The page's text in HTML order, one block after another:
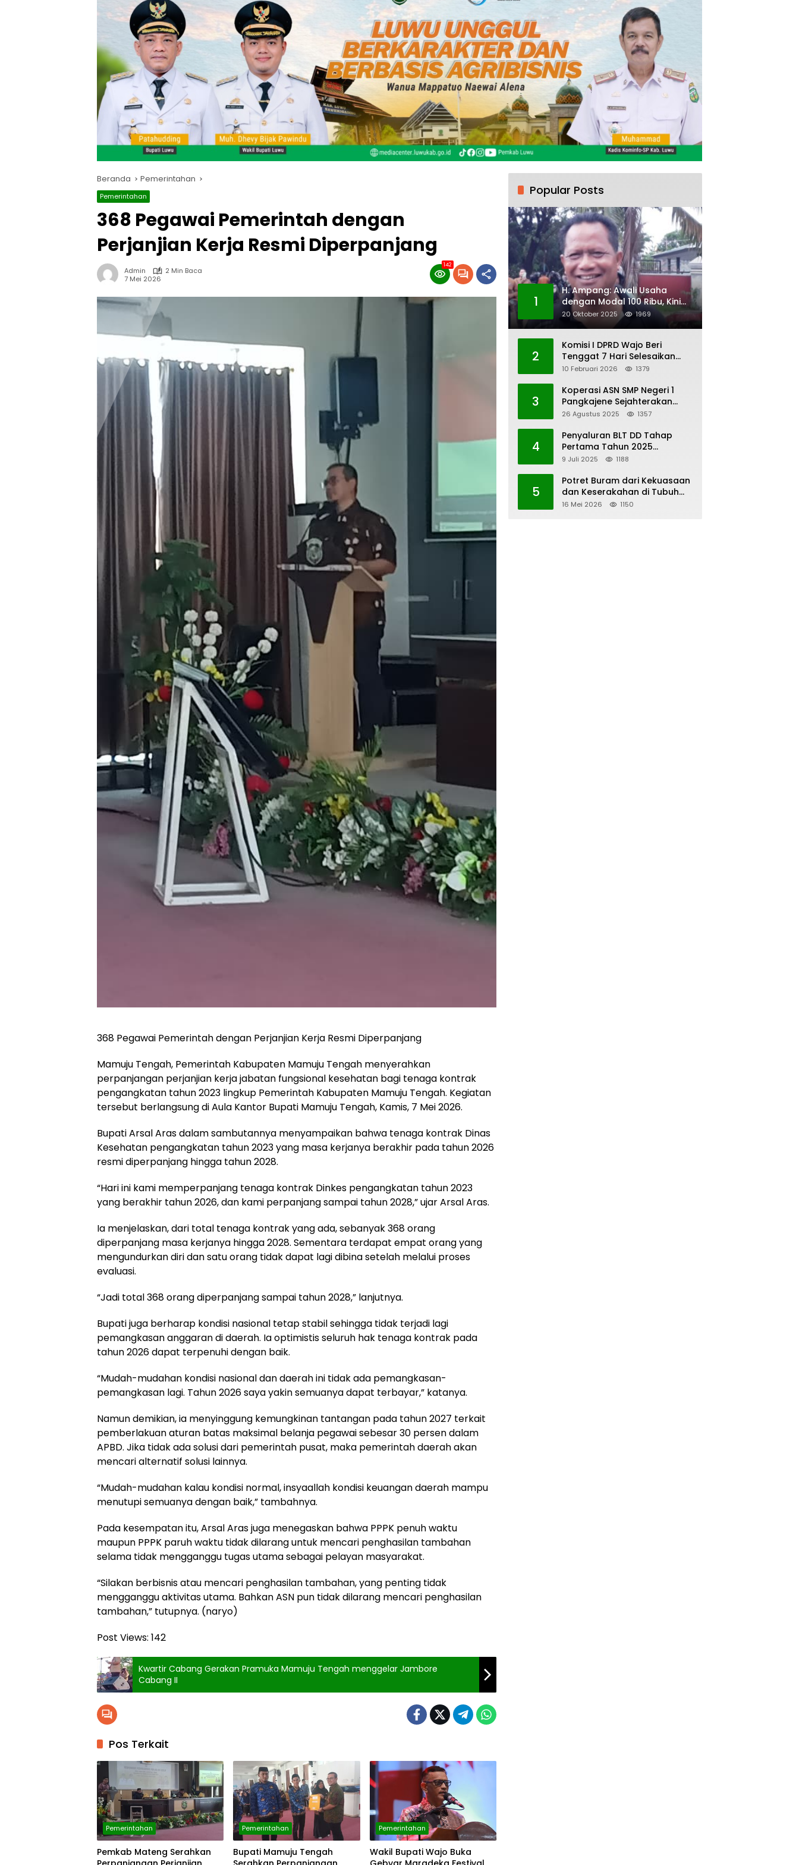
Beranda Pemerintahan
Pemerintahan
368 Pegawai Pemerintah dengan
Perjanjian Kerja Resmi Diperpanjang
Admin
2 Min Baca
7 Mei 2026
142
368 Pegawai Pemerintah dengan Perjanjian Kerja Resmi Diperpanjang
Mamuju Tengah, Pemerintah Kabupaten Mamuju Tengah menyerahkan
perpanjangan perjanjian kerja jabatan fungsional kesehatan bagi tenaga kontrak
pengangkatan tahun 2023 lingkup Pemerintah Kabupaten Mamuju Tengah. Kegiatan
tersebut berlangsung di Aula Kantor Bupati Mamuju Tengah, Kamis, 7 Mei 2026.
Bupati Arsal Aras dalam sambutannya menyampaikan bahwa tenaga kontrak Dinas
Kesehatan pengangkatan tahun 2023 yang masa kerjanya berakhir pada tahun 2026
resmi diperpanjang hingga tahun 2028.
“Hari ini kami memperpanjang tenaga kontrak Dinkes pengangkatan tahun 2023
yang berakhir tahun 2026, dan kami perpanjang sampai tahun 2028,” ujar Arsal Aras.
Ia menjelaskan, dari total tenaga kontrak yang ada, sebanyak 368 orang
diperpanjang masa kerjanya hingga 2028. Sementara terdapat empat orang yang
mengundurkan diri dan satu orang tidak dapat lagi dibina setelah melalui proses
evaluasi.
“Jadi total 368 orang diperpanjang sampai tahun 2028,” lanjutnya.
Bupati juga berharap kondisi nasional tetap stabil sehingga tidak terjadi lagi
pemangkasan anggaran di daerah. Ia optimistis seluruh hak tenaga kontrak pada
tahun 2026 dapat terpenuhi dengan baik.
“Mudah-mudahan kondisi nasional dan daerah ini tidak ada pemangkasan-
pemangkasan lagi. Tahun 2026 saya yakin semuanya dapat terbayar,” katanya.
Namun demikian, ia menyinggung kemungkinan tantangan pada tahun 2027 terkait
pemberlakuan aturan batas maksimal belanja pegawai sebesar 30 persen dalam
APBD. Jika tidak ada solusi dari pemerintah pusat, maka pemerintah daerah akan
mencari alternatif solusi lainnya.
“Mudah-mudahan kalau kondisi normal, insyaallah kondisi keuangan daerah mampu
menutupi semuanya dengan baik,” tambahnya.
Pada kesempatan itu, Arsal Aras juga menegaskan bahwa PPPK penuh waktu
maupun PPPK paruh waktu tidak dilarang untuk mencari penghasilan tambahan
selama tidak mengganggu tugas utama sebagai pelayan masyarakat.
“Silakan berbisnis atau mencari penghasilan tambahan, yang penting tidak
mengganggu aktivitas utama. Bahkan ASN pun tidak dilarang mencari penghasilan
tambahan,” tutupnya. (naryo)
Post Views: 142
Kwartir Cabang Gerakan Pramuka Mamuju Tengah menggelar Jambore
Cabang II
Pos Terkait
Pemerintahan
Pemkab Mateng Serahkan
Pemerintahan
Bupati Mamuju Tengah
Pemerintahan
Wakil Bupati Wajo Buka
Popular Posts
1
H. Ampang: Awali Usaha
dengan Modal 100 Ribu, Kini
Jadi Jutawan
20 Oktober 2025 1969
2
Komisi I DPRD Wajo Beri
Tenggat 7 Hari Selesaikan
Polemik Pengangkatan KAUR
10 Februari 2026 1379
3
Koperasi ASN SMP Negeri 1
Pangkajene Sejahterakan
Anggota
26 Agustus 2025 1357
4
Penyaluran BLT DD Tahap
Pertama Tahun 2025
Lembang Kaero
9 Juli 2025 1188
5
Potret Buram dari Kekuasaan
dan Keserakahan di Tubuh
PWI Sulsel
16 Mei 2026 1150